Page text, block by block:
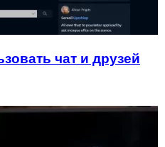
чат и друзей